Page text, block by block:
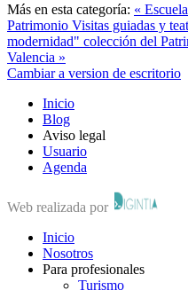
Más en esta categoría: «
Patrimonio Visitas guiadas y
modernidad" colección del
Valencia »
Cambiar a version de escritorio
Inicio
Blog
Aviso legal
Usuario
Agenda
Web realizada por
Inicio
Nosotros
Para profesionales
Turismo